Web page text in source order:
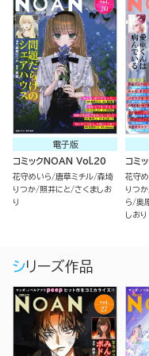
電子版
コミックNOAN Vol.20
花守めいら 唐草ミチル 森埼
りつか 照井にと さくましお
り
コミ
花守
りつか
ら 奥
しおり
シリーズ作品